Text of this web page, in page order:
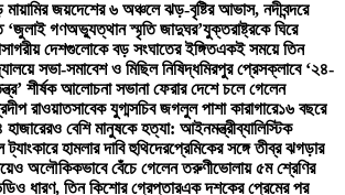
জয়দেশের ৬ অঞ্চলে ঝড়-বৃষ্টির আভাস, নদীবন্দরে
গণঅভ্যুত্থান স্মৃতি জাদুঘর’যুক্তরাষ্ট্রকে ঘিরে
দেশগুলোকে বড় সংঘাতের ইঙ্গিতএকই সময়ে তিন
সভা-সমাবেশ ও মিছিল নিষিদ্ধমিরপুর প্রেসক্লাবে ‘২৪-
শীর্ষক আলোচনা সভানা ফেরার দেশে চলে গেলেন
রাওয়াতসাবেক যুগ্মসচিব জগলুল পাশা কারাগারে১৬ বছরে
হাজারেরও বেশি মানুষকে হত্যা: আইনমন্ত্রীব্যালিস্টিক
হামলার দাবি হুথিদেরপ্রেমিকের সঙ্গে তীব্র ঝগড়ার
অলৌকিকভাবে বেঁচে গেলেন তরুণীভোলায় ৫ম শ্রেণির
ধারণ, তিন কিশোর গ্রেপ্তারএক দশকের প্রেমের পর